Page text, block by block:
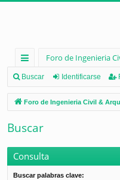
nl
ac
es
rá
pi
d
Foro de Ingenieria
Buscar Identificarse
Foro de Ingenieria Civil &
Buscar
Consulta
Buscar palabras clave: